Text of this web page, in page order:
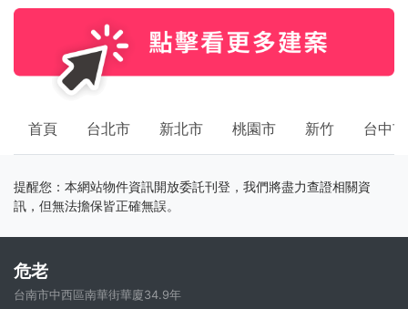
首頁 台北市 新北市 桃園市 新竹 台中市
提醒您：本網站物件資訊開放委託刊登，我們將盡力查證相關資
訊，但無法擔保皆正確無誤。
危老
台南市中西區南華街華廈34.9年